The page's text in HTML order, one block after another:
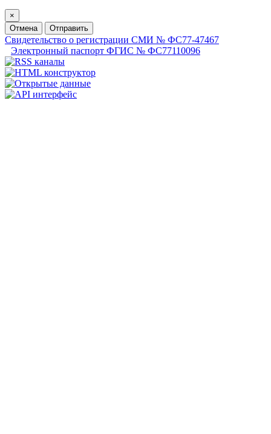
×
Отмена
Отправить
Свидетельство о регистрации СМИ № ФС77-47467
Электронный паспорт ФГИС № ФС77110096